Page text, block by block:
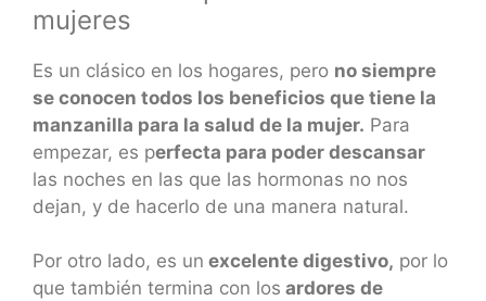
mujeres
Es un clásico en los hogares, pero no siempre
se conocen todos los beneficios que tiene la
manzanilla para la salud de la mujer. Para
empezar, es perfecta para poder descansar
las noches en las que las hormonas no nos
dejan, y de hacerlo de una manera natural.
Por otro lado, es un excelente digestivo, por lo
que también termina con los ardores de